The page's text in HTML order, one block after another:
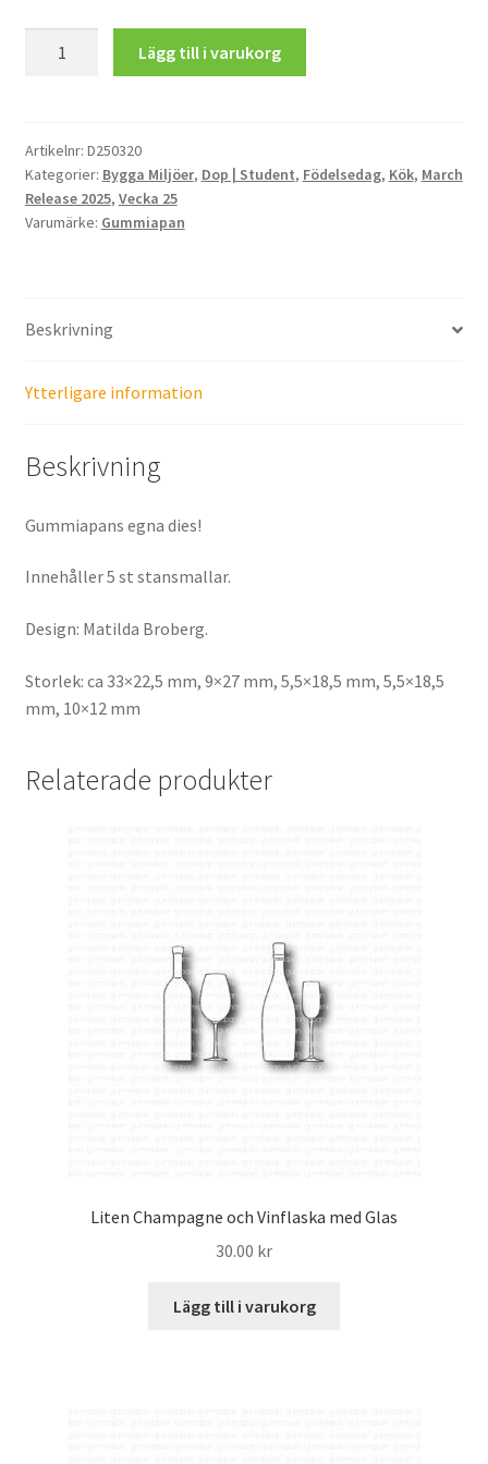
Lägg till i varukorg
Artikelnr: D250320
Kategorier: Bygga Miljöer, Dop | Student, Födelsedag, Kök, March
Release 2025, Vecka 25
Varumärke: Gummiapan
Beskrivning
Ytterligare information
Beskrivning
Gummiapans egna dies!
Innehåller 5 st stansmallar.
Design: Matilda Broberg.
Storlek: ca 33×22,5 mm, 9×27 mm, 5,5×18,5 mm, 5,5×18,5
mm, 10×12 mm
Relaterade produkter
Liten Champagne och Vinflaska med Glas
30.00 kr
Lägg till i varukorg